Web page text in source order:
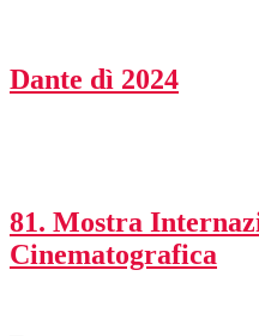
Dante dì 2024
81. Mostra
Cinematografica